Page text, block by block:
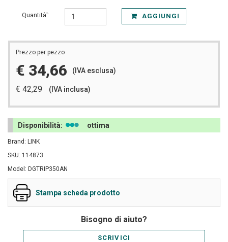
Quantità': AGGIUNGI
Prezzo per pezzo
€ 34,66 (IVA esclusa)
€ 42,29 (IVA inclusa)
Disponibilità: ottima
Brand: LINK
SKU: 114873
Model: DGTRIP350AN
Stampa scheda prodotto
Bisogno di aiuto?
SCRIVICI